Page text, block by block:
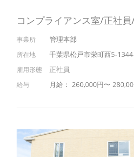
コンプライアンス室/正社
管理本部
千葉県松戸市栄町西5-
正社員
月給： 260,000円〜